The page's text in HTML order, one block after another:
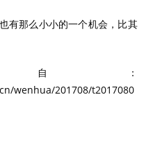
那么小小的一个机会，比其
：
wenhua/201708/t2017080